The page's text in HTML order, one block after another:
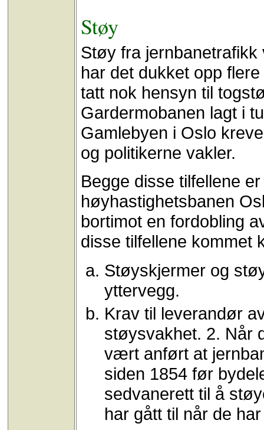
Støy
Støy fra jernbanetrafikk
har det dukket opp
tatt nok hensyn til
Gardermobanen lagt i
Gamlebyen i Oslo
og politikerne vakler.
Begge disse tilfellene
høyhastighetsbanen
bortimot en fordobling
disse tilfellene kommet
Støyskjermer og
yttervegg.
Krav til leverandør
støysvakhet. 2. Når
vært anført at
siden 1854 før
sedvanerett til å
har gått til når de